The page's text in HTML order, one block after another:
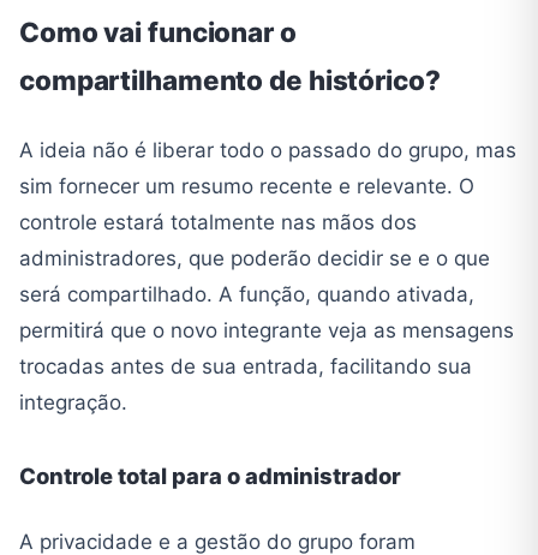
Como vai funcionar o
compartilhamento de histórico?
A ideia não é liberar todo o passado do grupo, mas
sim fornecer um resumo recente e relevante. O
controle estará totalmente nas mãos dos
administradores, que poderão decidir se e o que
será compartilhado. A função, quando ativada,
permitirá que o novo integrante veja as mensagens
trocadas antes de sua entrada, facilitando sua
integração.
Controle total para o administrador
A privacidade e a gestão do grupo foram